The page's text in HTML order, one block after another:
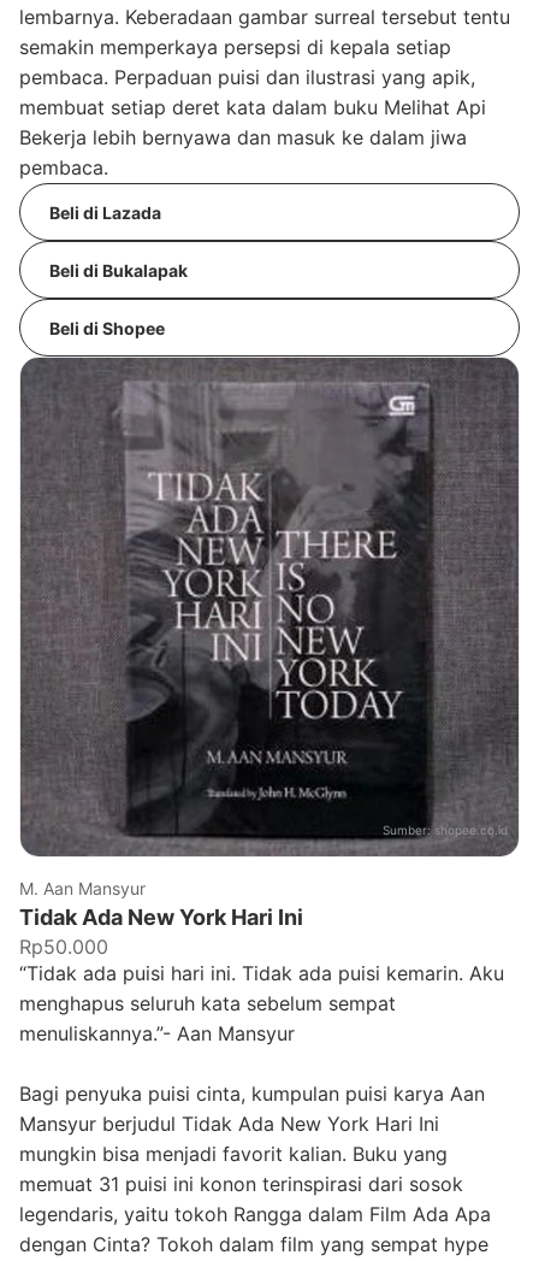
lembarnya. Keberadaan gambar surreal tersebut tentu
semakin memperkaya persepsi di kepala setiap
pembaca. Perpaduan puisi dan ilustrasi yang apik,
membuat setiap deret kata dalam buku Melihat Api
Bekerja lebih bernyawa dan masuk ke dalam jiwa
pembaca.
Beli di Lazada
Beli di Bukalapak
Beli di Shopee
Sumber: shopee.co.id
M. Aan Mansyur
Tidak Ada New York Hari Ini
Rp50.000
“Tidak ada puisi hari ini. Tidak ada puisi kemarin. Aku
menghapus seluruh kata sebelum sempat
menuliskannya.”- Aan Mansyur
Bagi penyuka puisi cinta, kumpulan puisi karya Aan
Mansyur berjudul Tidak Ada New York Hari Ini
mungkin bisa menjadi favorit kalian. Buku yang
memuat 31 puisi ini konon terinspirasi dari sosok
legendaris, yaitu tokoh Rangga dalam Film Ada Apa
dengan Cinta? Tokoh dalam film yang sempat hype